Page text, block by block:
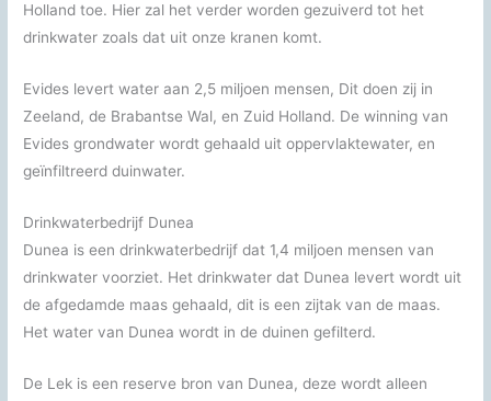
Holland toe. Hier zal het verder worden gezuiverd tot het
drinkwater zoals dat uit onze kranen komt.
Evides levert water aan 2,5 miljoen mensen, Dit doen zij in
Zeeland, de Brabantse Wal, en Zuid Holland. De winning van
Evides grondwater wordt gehaald uit oppervlaktewater, en
geïnfiltreerd duinwater.
Drinkwaterbedrijf Dunea
Dunea is een drinkwaterbedrijf dat 1,4 miljoen mensen van
drinkwater voorziet. Het drinkwater dat Dunea levert wordt uit
de afgedamde maas gehaald, dit is een zijtak van de maas.
Het water van Dunea wordt in de duinen gefilterd.
De Lek is een reserve bron van Dunea, deze wordt alleen